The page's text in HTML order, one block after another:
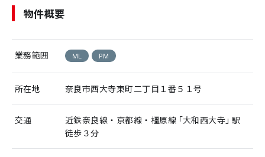
物件概要
業務範囲 ML PM
所在地 奈良市西大寺東町二丁目１番５１号
交通
近鉄奈良線・京都線・橿原線「大和西大寺」駅
徒歩３分